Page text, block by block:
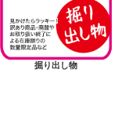
掘り出し物